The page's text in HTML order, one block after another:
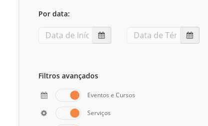
Por data:
Filtros avançados
Eventos e Cursos
Serviços